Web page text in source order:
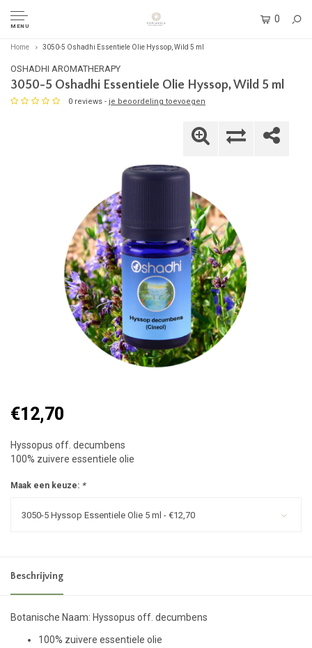
MENU
0
Home 3050-5 Oshadhi Essentiele Olie Hyssop, Wild 5 ml
OSHADHI AROMATHERAPY
3050-5 Oshadhi Essentiele Olie Hyssop, Wild 5 ml
0 reviews - je beoordeling toevoegen
€12,70
Hyssopus off. decumbens
100% zuivere essentiele olie
Maak een keuze: *
3050-5 Hyssop Essentiele Olie 5 ml - €12,70
Beschrijving
Botanische Naam: Hyssopus off. decumbens
100% zuivere essentiele olie